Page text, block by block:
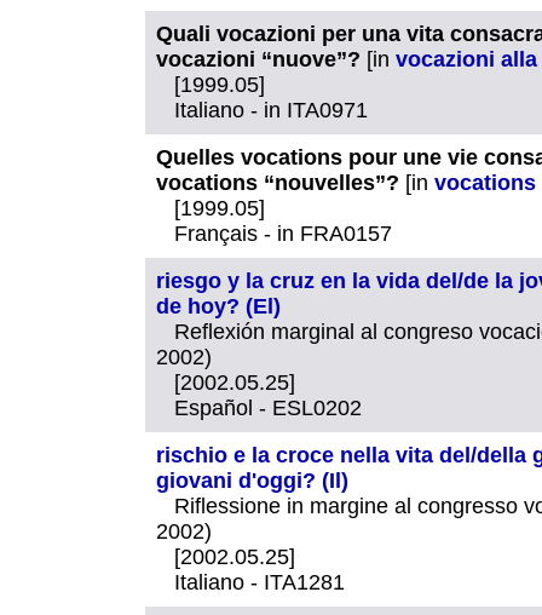
Quali vocazioni per una vita
vocazioni “nuove”? [in vocazioni
[1999.05]
Italiano - in ITA0971
Quelles vocations pour une vie
vocations “nouvelles”? [in vocations
[1999.05]
Français - in FRA0157
riesgo y la cruz en la vida del/de la
de hoy? (El)
Reflexión marginal al congreso
2002)
[2002.05.25]
Español - ESL0202
rischio e la croce nella vita del/della
giovani d'oggi? (Il)
Riflessione in margine al congresso
2002)
[2002.05.25]
Italiano - ITA1281